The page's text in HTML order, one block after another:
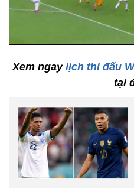
Xem ngay lịch thi đấu
tại